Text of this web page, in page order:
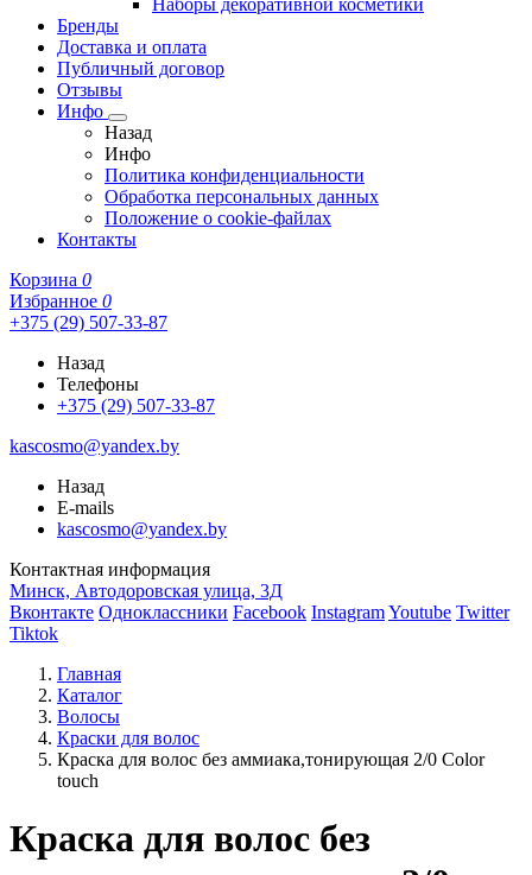
Наборы декоративной косметики
Бренды
Доставка и оплата
Публичный договор
Отзывы
Инфо
Назад
Инфо
Политика конфиденциальности
Обработка персональных данных
Положение о cookie-файлах
Контакты
Корзина 0
Избранное 0
+375 (29) 507-33-87
Назад
Телефоны
+375 (29) 507-33-87
kascosmo@yandex.by
Назад
E-mails
kascosmo@yandex.by
Контактная информация
Минск, Автодоровская улица, 3Д
Вконтакте Одноклассники Facebook InstagramYoutube Twitter
Tiktok
Главная
Каталог
Волосы
Краски для волос
Краска для волос без аммиака,тонирующая 2/0 Color
touch
Краска для волос без